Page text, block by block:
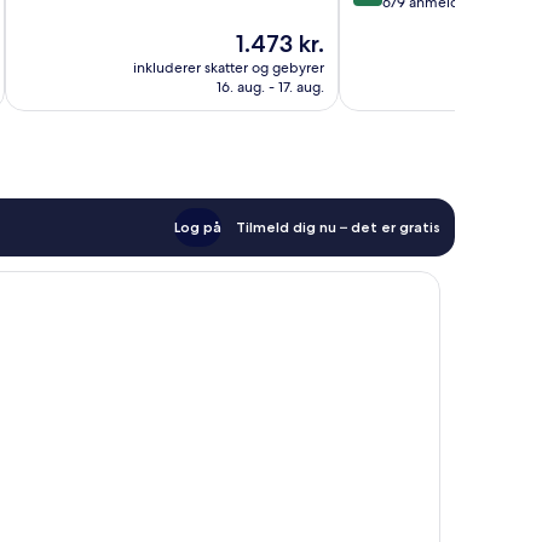
Prisen
er
1.473 kr.
1.473 kr.
inkluderer skatter og gebyrer
16. aug. - 17. aug.
anmeldelser
Log på Tilmeld dig nu – det er gratis